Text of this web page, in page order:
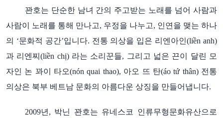
꽌호는 단순한 남녀 간의 주고받는 노래를 넘어 사람과
사람이 노래를 통해 만나고, 우정을 나누고, 인연을 맺는 하나
의 ‘문화적 공간’입니다. 전통 의상을 입은 리엔아인(liền anh)
과 리엔찌(liền chị) 라는 소리꾼들, 그리고 넓은 끈이 달린 모
자인 논 꽈이 타오(nón quai thao), 아오 뜨 탄(áo tứ thân) 전통
의상은 북부 베트남 문화의 아름다운 상징을 만들어냅니다.
2009년, 박닌 꽌호는 유네스코 인류무형문화유산으로